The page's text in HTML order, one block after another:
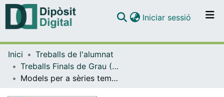
Navega per tot el DD
Iniciar sessió (current)
Inici
Treballs de l'alumnat
Treballs Finals de Grau (TFG) - Estadística UB-UPC
Models per a sèries temporals no estacionàries: L’exemple de la Covid-19